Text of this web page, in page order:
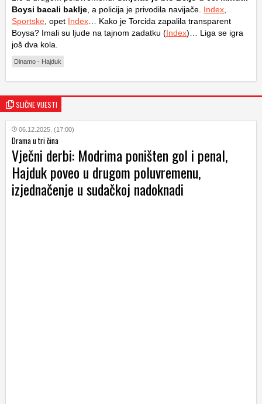
Boysi bacali baklje , a policija je privodila navijače. Index
Sportske , opet Index … Kako je Torcida zapalila transparent
Boysa? Imali su ljude na tajnom zadatku (Index)… Liga se igra
još dva kola.
Dinamo - Hajduk
SLIČNE VIJESTI
06.12.2025. (17:00)
Drama u tri čina
Vječni derbi: Modrima poništen gol i penal,
Hajduk poveo u drugom poluvremenu,
izjednačenje u sudačkoj nadoknadi